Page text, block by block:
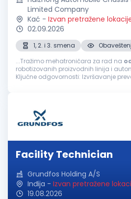
Limited Company
Kać - Izvan pretražene
02.09.2026
1, 2. i 3. smena
...Tražimo mehatroničara za rad na
robotizovanih proizvodnih linija i
Ključne odgovornosti: Izvršavanje preventivnog, korektivnog i
Facility Technician
Grundfos Holding A/S
Inđija - Izvan pretražene
19.08.2026